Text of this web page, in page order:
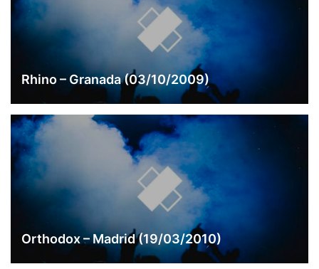
Rhino – Granada (03/10/2009)
Orthodox – Madrid (19/03/2010)